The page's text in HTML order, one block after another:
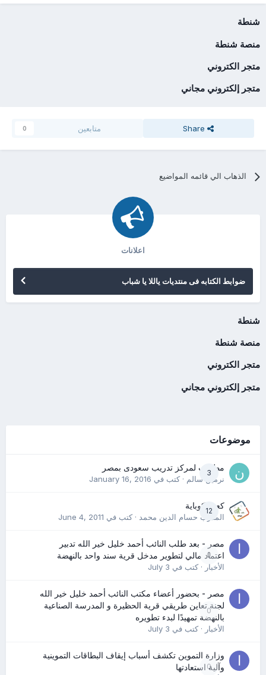
شنطة
منصة شنطة
متجر الكتروني
متجر إلكتروني مجاني
Share متابعين 0
الذهاب الي قائمه المواضيع
اعلانات
ضوابط الكتابه فى منتديات ياللا يا شباب
شنطة
منصة شنطة
متجر الكتروني
متجر إلكتروني مجاني
موضوعات
3
مطلوب لمركز تدريب سعودى بمصر
نرمين سالم· كتب في January 16, 2016
12
كعب كوباية
المدرب حسام الدين محمد· كتب في June 4, 2011
0
مصر - بعد طلب النائب أحمد خليل خير الله تدبير
اعتماد مالي لتطوير مدخل قرية سند واحد بالنهضة
الأخبار· كتب في July 3
0
مصر - بحضور أعضاء مكتب النائب أحمد خليل خير الله
لجنة تعاين طريقي قرية الحظيرة و المدرسة الصناعية
بالنهضة تمهيدًا لبدء تطويره
الأخبار· كتب في July 3
0
وزارة التموين تكشف أسباب إيقاف البطاقات التموينية
وآلية استعادتها